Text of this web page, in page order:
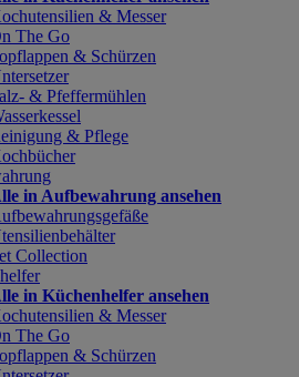
& Messer
The Go
& Schürzen
& Pfeffermühlen
& Pflege
in Aufbewahrung ansehen
Collection
in Küchenhelfer ansehen
& Messer
The Go
& Schürzen